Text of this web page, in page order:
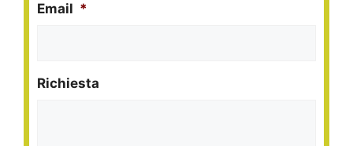
Email *
Richiesta